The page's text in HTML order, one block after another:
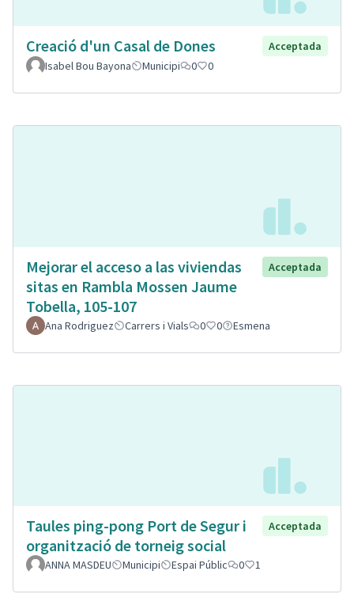
Creació d'un Casal de Dones
Acceptada
Isabel Bou Bayona
Municipi 0 0
Mejorar el acceso a las viviendas
sitas en Rambla Mossen Jaume
Tobella, 105-107
Acceptada
Ana Rodriguez Carrers i Vials 0 0 Esmena
Taules ping-pong Port de Segur i
organització de torneig social
Acceptada
ANNA MASDEU Municipi Espai Públic 0 1